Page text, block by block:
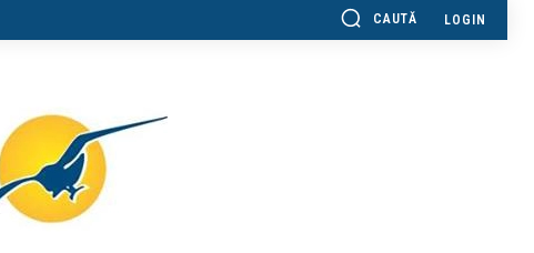
CAUTĂ LOGIN